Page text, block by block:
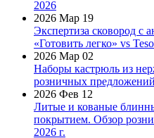
2026
2026 Мар 19
Экспертиза сковород с
«Готовить легко» vs
2026 Мар 02
Наборы кастрюль из
розничных
2026 Фев 12
Литые и кованые
покрытием. Обзор
2026 г.